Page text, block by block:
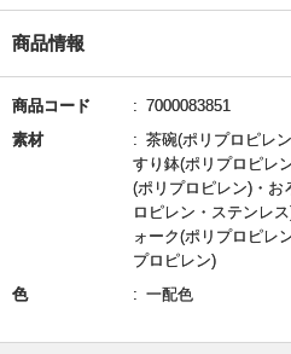
商品情報
商品コード
7000083851
素材
茶碗(ポリプロピレ
すり鉢(ポリプロピレ
(ポリプロピレン)・お
ロピレン・ステンレ
ォーク(ポリプロピレ
プロピレン)
色
一配色